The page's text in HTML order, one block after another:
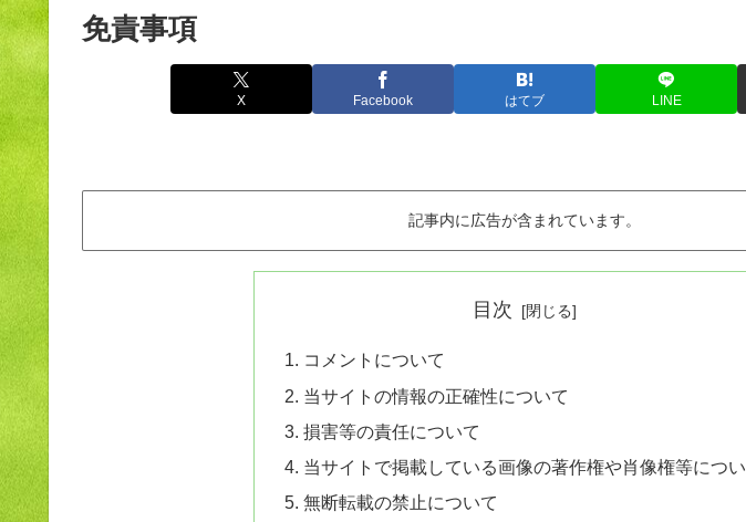
免責事項
X Facebook はてブ LINE
記事内に広告が含まれています。
目次
コメントについて
当サイトの情報の正確性について
損害等の責任について
当サイトで掲載している画像の著作権や肖像権等につ
無断転載の禁止について